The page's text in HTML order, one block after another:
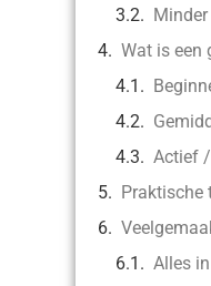
Wat is een
Actief
Praktische
Alles